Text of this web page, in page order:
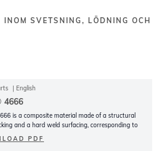
SVETSNING, LÖDNING OCH
English
4666
is a composite material made of a structural
and a hard weld surfacing, corresponding to
PDF